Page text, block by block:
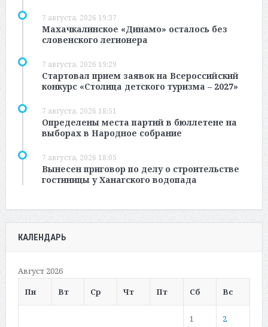
7 августа, 2026 19:37
Махачкалинское «Динамо» осталось без
словенского легионера
7 августа, 2026 19:29
Стартовал прием заявок на Всероссийский
конкурс «Столица детского туризма – 2027»
7 августа, 2026 18:51
Определены места партий в бюллетене на
выборах в Народное собрание
7 августа, 2026 18:05
Вынесен приговор по делу о строительстве
гостиницы у Ханагского водопада
КАЛЕНДАРЬ
Август 2026
Пн
Вт Ср Чт Пт Сб Вс
1 2